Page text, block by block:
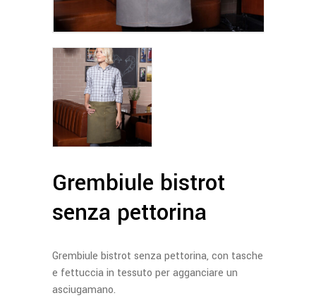
Grembiule bistrot
senza pettorina
Grembiule bistrot senza pettorina, con tasche
e fettuccia in tessuto per agganciare un
asciugamano.